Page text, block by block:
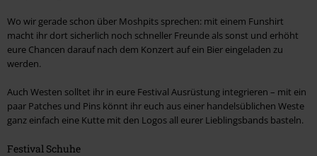
Wo wir gerade schon über Moshpits sprechen: mit einem Funshirt
macht ihr dort sicherlich noch schneller Freunde als sonst und erhöht
eure Chancen darauf nach dem Konzert auf ein Bier eingeladen zu
werden.
Auch Westen solltet ihr in eure Festival Ausrüstung integrieren – mit ein
paar Patches und Pins könnt ihr euch aus einer handelsüblichen Weste
ganz einfach eine Kutte mit den Logos all eurer Lieblingsbands basteln.
Festival Schuhe